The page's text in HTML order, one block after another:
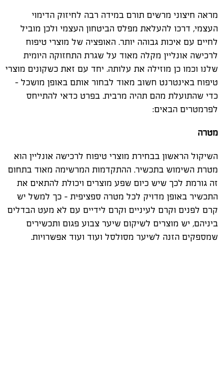
מראה חיצוני מרשים תורם במידה רבה לחיזוק הדימוי
העצמי, דרכו להעלאת מפלס הביטחון העצמי ולכן מוביל
לחיים עם איכות גבוהה יותר. האופציה של מוצרי טיפוח
לרכישה אונליין מקלה מאוד על שגרת התחזוקה היומית
שלנו וכמו כן מוזילה את עלותה. יחד עם זאת כשקונים מוצרי
טיפוח באינטרנט חשוב מאוד לבחור אותם באופן מושכל –
כדי שהתועלת מהם תהיה מרבית. בפרט כדאי להתייחס
לפרמטרים הבאים:
מטרה
השיקול הראשון בבחירת מוצרי טיפוח לרכישה אונליין הוא
מטרת השימוש בתכשיר. ההתקדמות המרשימה מאוד בתחום
זה גורמת לכך שיש כיום שפע מוצרים ויכולת להתאים את
התכשיר באופן מדויק לכל מטרה ספציפית – כך למשל יש
קרם לפנים וקרם לעיניים וקרם לידיים עם לא מעט הבדלים
ביניהם, יש מוצרים לשיקום שיער צבוע פגום ותכשירים
שמספקים הזנה לשיער מסולסל ועוד ועוד אפשרויות.